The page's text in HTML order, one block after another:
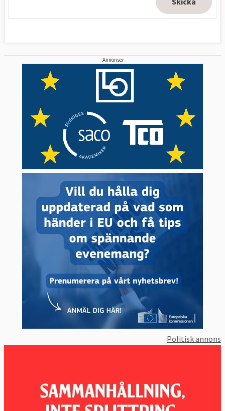
Annonser
Politisk annons